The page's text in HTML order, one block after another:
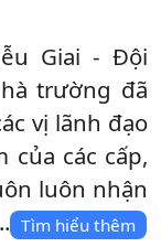
Giai - Đội
trường đã
vị lãnh đạo
của các cấp,
luôn nhận
Tìm hiểu thêm